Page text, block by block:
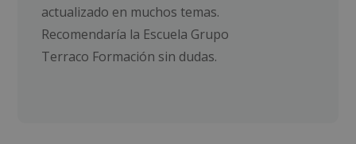
actualizado en muchos temas.
Recomendaría la Escuela Grupo
Terraco Formación sin dudas.